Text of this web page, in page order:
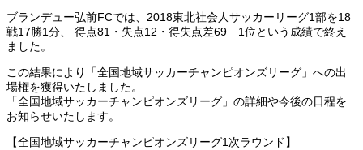
ブランデュー弘前FCでは、2018東北社会人サッカーリーグ1部を18
戦17勝1分、 得点81・失点12・得失点差69 1位という成績で終え
ました。
この結果により「全国地域サッカーチャンピオンズリーグ」への出
場権を獲得いたしました。
「全国地域サッカーチャンピオンズリーグ」の詳細や今後の日程を
お知らせいたします。
【全国地域サッカーチャンピオンズリーグ1次ラウンド】